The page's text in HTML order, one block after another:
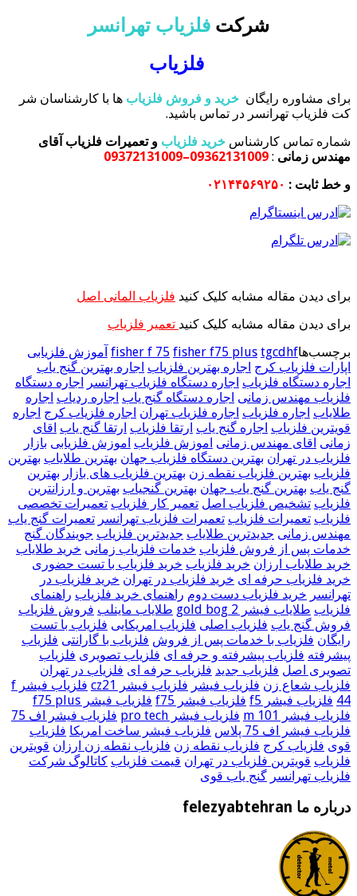
شرکت فلزیاب تهرانسر
فلزیاب
برای مشاوره رایگان خرید و فروش فلزیاب ها با کارشناسان شر
کت فلزیاب تهرانسر در تماس باشید.
شماره تماس کارشناس خرید فلزیاب و تعمیرات فلزیاب آقای
مهندس زمانی :
09362131009–09372131009
و خط ثابت : ۰۲۱۴۴۵۶۹۲۵۰
برای دیدن مقاله مشابه کلیک کنید فلزیاب المانی اصل
برای دیدن مقاله مشابه کلیک کنید تعمیر فلزیاب
برچسب‌ها
fisher f 75 fisher f75 plus tgcdhf
آموزش فلزیابی
اپارات فلزیاب کرج اجاره بهترین فلزیاب اجاره بهترین گنج یاب
اجاره دستگاه فلزیاب اجاره دستگاه فلزیاب تهرانسر
اجاره دستگاه
فلزیاب مهندس زمانی اجاره دستگاه گنج یاب اجاره ردیاب اجاره
طلایاب اجاره فلزیاب اجاره فلزیاب تهران اجاره فلزیاب کرج اجاره
قویترین فلزیاب اجاره گنج یاب ارتقا فلزیاب ارتقا گنج یاب اقای
زمانی اقای مهندس زمانی اموزش فلزیاب اموزش فلزیابی بازار
فلزیاب در تهران بهترین دستگاه فلزیاب جهان بهترین طلایاب بهترین
فلزیاب بهترین فلزیاب نقطه زن بهترین فلزیاب های بازار بهترین
گنج یاب بهترین گنج یاب جهان بهترین گنجیاب بهترین و ارزانترین
فلزیاب تشخیص فلزیاب اصل تعمیر کار فلزیاب تعمیرات تخصصی
فلزیاب تعمیرات فلزیاب تعمیرات فلزیاب تهرانسر تعمیرات گنج یاب
مهندس زمانی جدیدترین طلایاب جدیدترین فلزیاب جویندگان گنج
خدمات پس از فروش فلزیاب خدمات فلزیاب زمانی خرید طلایاب
خرید طلایاب ارزان خرید فلزیاب خرید فلزیاب با تست حضوری
خرید فلزیاب حرفه ای خرید فلزیاب در تهران خرید فلزیاب در
تهرانسر خرید فلزیاب دست دوم راهنمای خرید فلزیاب راهنمای
فلزیاب طلایاب فیشر gold bog 2 طلایاب ماینلب فروش فلزیاب
فروش گنج یاب فلزیاب اصلی فلزیاب امریکایی فلزیاب با تست
رایگان فلزیاب با خدمات پس از فروش فلزیاب با گارانتی فلزیاب
پیشرفته فلزیاب پیشرفته و حرفه ای فلزیاب تصویری فلزیاب
تصویری اصل فلزیاب جدید فلزیاب حرفه ای فلزیاب در تهران
فلزیاب شعاع زن فلزیاب فیشر فلزیاب فیشر cz21
فلزیاب فیشر f
44 فلزیاب فیشر f5 فلزیاب فیشر f75
فلزیاب فیشر f75 plus
فلزیاب فیشر m 101
فلزیاب فیشر pro tech
فلزیاب فیشر اف 75
فلزیاب فیشر اف 75 پلاس
فلزیاب فیشر ساخت امریکا فلزیاب
قوی فلزیاب کرج فلزیاب نقطه زن فلزیاب نقطه زن ارزان قویترین
فلزیاب قویترین فلزیاب در تهران قیمت فلزیاب کاتالوگ شرکت
فلزیاب تهرانسر گنج یاب قوی
درباره ما felezyabtehran